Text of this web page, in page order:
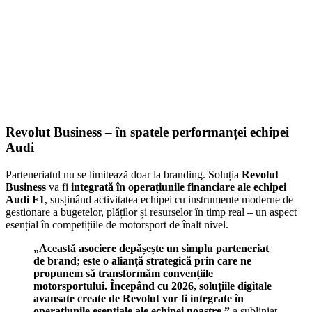
Revolut Business – în spatele performanței echipei
Audi
Parteneriatul nu se limitează doar la branding. Soluția Revolut
Business va fi integrată în operațiunile financiare ale echipei
Audi F1, susținând activitatea echipei cu instrumente moderne de
gestionare a bugetelor, plăților și resurselor în timp real – un aspect
esențial în competițiile de motorsport de înalt nivel.
„Această asociere depășește un simplu parteneriat
de brand; este o alianță strategică prin care ne
propunem să transformăm convențiile
motorsportului. Începând cu 2026, soluțiile digitale
avansate create de Revolut vor fi integrate în